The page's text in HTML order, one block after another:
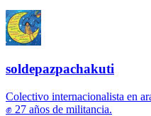
soldepazpachakuti
Colectivo internacionalista en
✊ 27 años de militancia.